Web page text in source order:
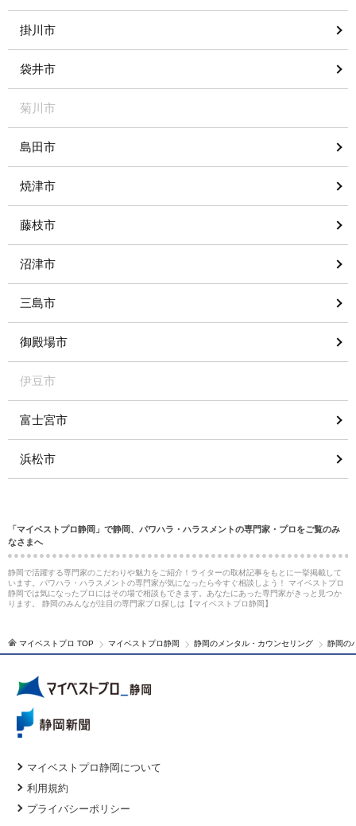
掛川市
袋井市
菊川市
島田市
焼津市
藤枝市
沼津市
三島市
御殿場市
伊豆市
富士宮市
浜松市
「マイベストプロ静岡」で静岡、パワハラ・ハラスメントの専門家・プロをご覧のみ
なさまへ
静岡で活躍する専門家のこだわりや魅力をご紹介！ライターの取材記事をもとに一挙掲載して
います。パワハラ・ハラスメントの専門家が気になったら今すぐ相談しよう！ マイベストプロ
静岡では気になったプロにはその場で相談もできます。あなたにあった専門家がきっと見つか
ります。 静岡のみんなが注目の専門家プロ探しは【マイベストプロ静岡】
マイベストプロ TOP マイベストプロ静岡 静岡のメンタル・カウンセリング 静岡の
マイベストプロ静岡について
利用規約
プライバシーポリシー